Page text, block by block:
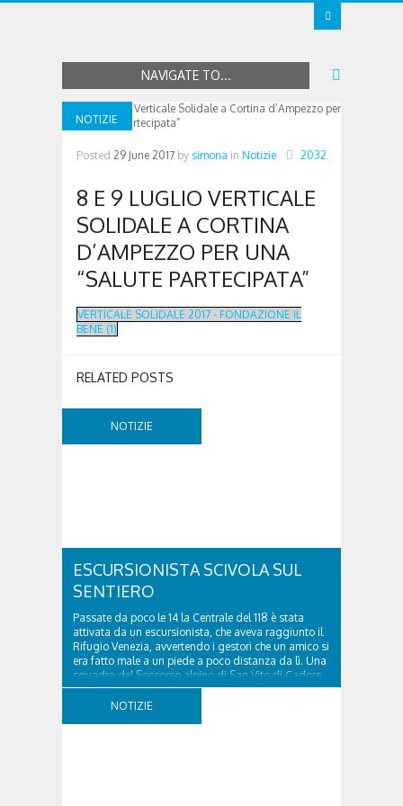
NAVIGATE TO...
NOTIZIE
Posted 29 June 2017 by simona in Notizie 2032
8 E 9 LUGLIO VERTICALE
SOLIDALE A CORTINA
D’AMPEZZO PER UNA
“SALUTE PARTECIPATA”
VERTICALE SOLIDALE 2017 - FONDAZIONE IL
BENE (1)
RELATED POSTS
NOTIZIE
ESCURSIONISTA SCIVOLA SUL
SENTIERO
Passate da poco le 14 la Centrale del 118 è stata
attivata da un escursionista, che aveva raggiunto il
Rifugio Venezia, avvertendo i gestori che un amico si
era fatto male a un piede a poco distanza da lì. Una
squadra del Soccorso alpino di San Vito di Cadore
ha quindi raggiunto l'infortunato...
NOTIZIE